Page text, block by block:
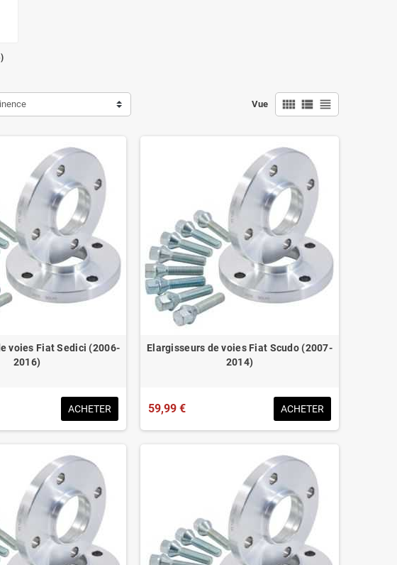
Vue view_comfy view_list view_headline
voies Fiat Sedici (2006-
2016)
ACHETER
Elargisseurs de voies Fiat Scudo (2007-
2014)
59,99 € ACHETER